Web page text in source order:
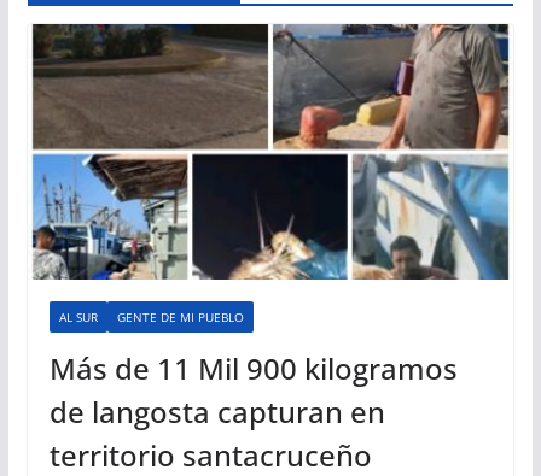
AL SUR GENTE DE MI PUEBLO
Más de 11 Mil 900 kilogramos
de langosta capturan en
territorio santacruceño